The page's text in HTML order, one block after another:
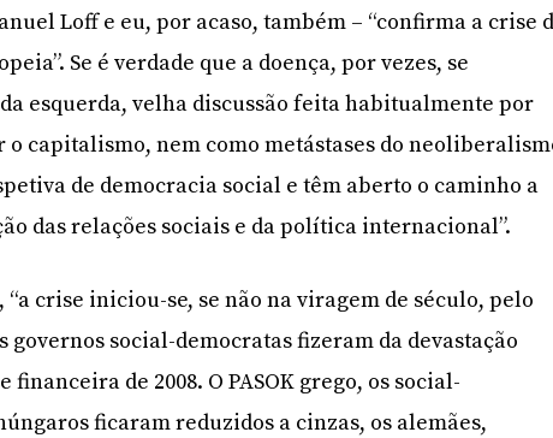
Loff e eu, por acaso, também – “confirma a crise
Se é verdade que a doença, por vezes, se
esquerda, velha discussão feita habitualmente por
o capitalismo, nem como metástases do
de democracia social e têm aberto o caminho a
das relações sociais e da política internacional”.
“a crise iniciou-se, se não na viragem de século, pelo
governos social-democratas fizeram da devastação
de 2008. O PASOK grego, os social-
ficaram reduzidos a cinzas, os alemães,